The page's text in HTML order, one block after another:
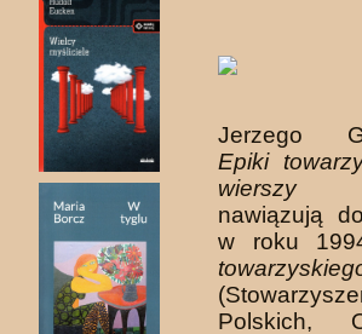
Jerzego
Epiki
wierszy
nawiązują
w roku
Polskich,